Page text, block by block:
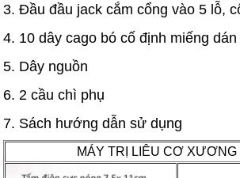
3. Đầu đầu jack cắm cổng vào 5 lỗ,
4. 10 dây cago bó cố định miếng
5. Dây nguồn
6. 2 cầu chì phụ
7. Sách hướng dẫn sử dụng
MÁY TRỊ LIÊU CƠ XƯƠNG